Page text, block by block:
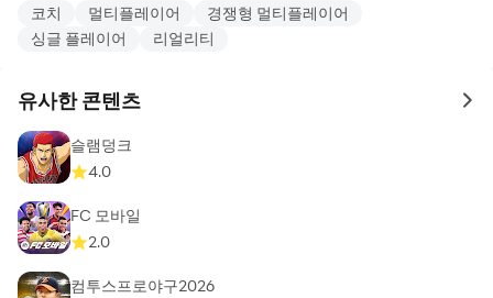
코치 멀티플레이어
경쟁형 멀티플레이어
싱글 플레이어
리얼리티
유사한 콘텐츠 to
슬램덩크
4.0
FC 모바일
2.0
컴투스프로야구2026